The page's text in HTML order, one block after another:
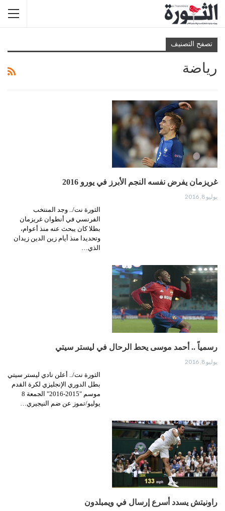
تصفح التصنيف
رياضة
غريزمان يفرض نفسه النجم الأبرز في يورو 2016
يوليو 8, 2016
الثورة نت/.. وجد المنتخب
الفرنسي في أنطوان غريزمان
بطلا كان يبحث عنه منذ أعوام،
وتحديدا منذ أيام زين الدين زيدان
الذي…
رسمياً .. أحمد موسى يحط الرحال في ليستر سيتي
يوليو 8, 2016
الثورة نت/.. أعلن نادي ليستر سيتي
بطل الدوري الإنجليزي لكرة القدم
موسم "2015-2016" الجمعة 8
يوليو/تموز عن ضم النيجيري…
راونيتش يسدد أسرع إرسال في ويمبلدون